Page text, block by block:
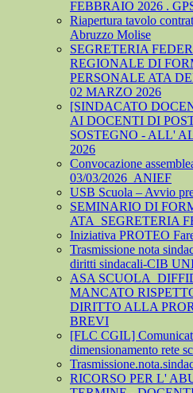
FEBBRAIO 2026 .
Riapertura tavolo
Abruzzo Molise
SEGRETERIA
REGIONALE DI
PERSONALE ATA
02 MARZO 2026
[SINDACATO
AI DOCENTI DI
SOSTEGNO - ALL'
2026
Convocazione
03/03/2026_ANIEF
USB Scuola – Avvio
SEMINARIO DI
ATA_SEGRETERIA
Iniziativa PROTEO
Trasmissione nota
diritti sindacali-CIB
ASA
MANCATO
DIRITTO ALLA
BREVI
[FLC CGIL]
dimensionamento rete
RICORSO PER L'